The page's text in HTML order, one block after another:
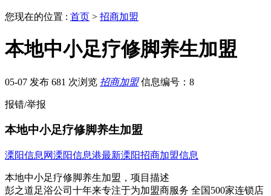
您现在的位置 : 首页 > 招商加盟
本地中小足疗修脚养生加盟
05-07 发布 681 次浏览 招商加盟 信息编号：8
报错/举报
本地中小足疗修脚养生加盟
溧阳信息网溧阳信息港最新溧阳招商加盟信息
本地中小足疗修脚养生加盟，项目描述
彭之道足浴公司十年来专注于为加盟商服务 全国500家连锁店